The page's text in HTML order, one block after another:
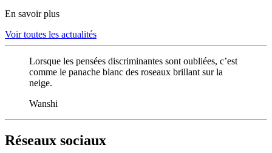
En savoir plus
Voir toutes les actualités
Lorsque les pensées discriminantes sont oubliées, c’est
comme le panache blanc des roseaux brillant sur la
neige.
Wanshi
Réseaux sociaux